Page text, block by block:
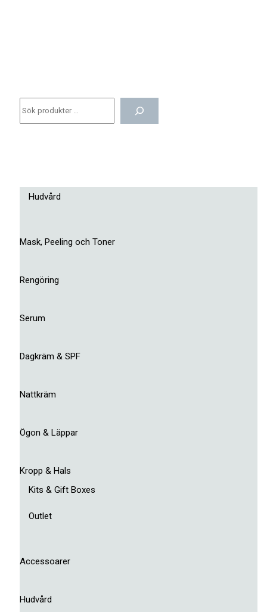
Hudvård
Mask, Peeling och Toner
Rengöring
Serum
Dagkräm & SPF
Nattkräm
Ögon & Läppar
Kropp & Hals
Kits & Gift Boxes
Outlet
Accessoarer
Hudvård